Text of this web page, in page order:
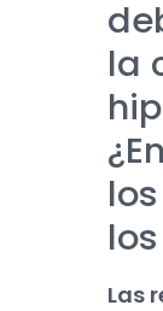
la
Las